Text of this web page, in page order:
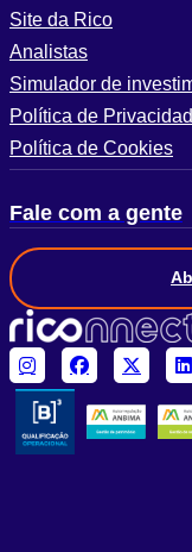
Site da Rico
Analistas
Simulador de
Política de
Política de Cookies
Fale com a gente